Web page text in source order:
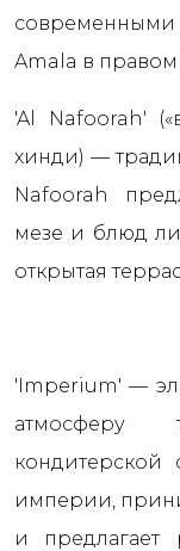
современными
Amala в
'Al Nafoorah'
хинди) —
Nafoorah
мезе и блюд
открытая
'Imperium' —
атмосферу
кондитерской
империи,
и предлагает